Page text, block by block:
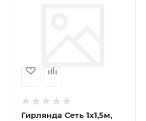
Гирлянда Сеть 1х1,5м,